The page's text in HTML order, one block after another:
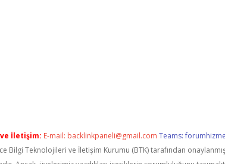
İletişim: E-mail: backlinkpaneli@gmail.com Teams:
Bilgi Teknolojileri ve İletişim Kurumu (BTK) tarafından